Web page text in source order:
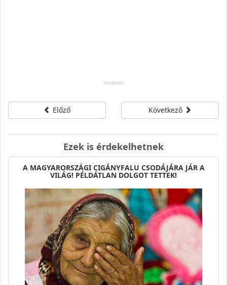
Előző Következő
Ezek is érdekelhetnek
A MAGYARORSZÁGI CIGÁNYFALU CSODÁJÁRA JÁR A
VILÁG! PÉLDÁTLAN DOLGOT TETTEK!